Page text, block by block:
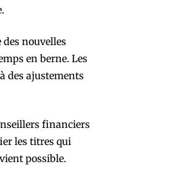
nouvelles
en berne. Les
des ajustements
financiers
les titres qui
possible.